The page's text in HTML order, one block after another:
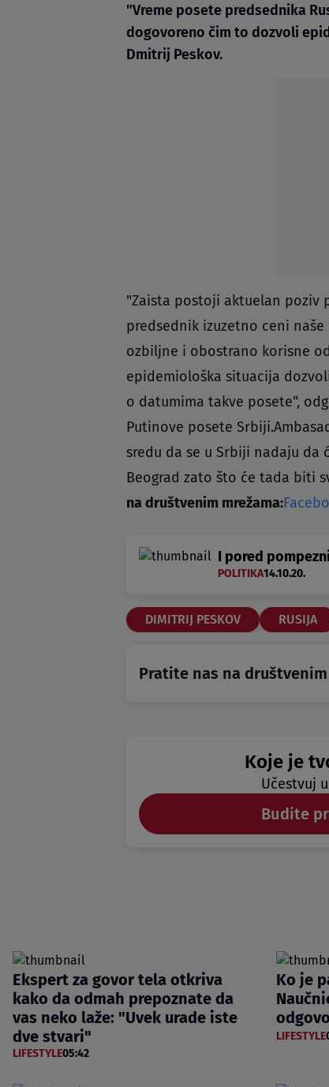
"Vreme posete predsednika
dogovoreno čim to dozvoli
Dmitrij Peskov.
"Zaista postoji aktuelan poziv
predsednik izuzetno ceni
ozbiljne i obostrano korisne
epidemiološka situacija
o datumima takve posete“,
Putinove posete
sredu da se u Srbiji nadaju da
Beograd zato što će tada biti
na društvenim mrežama:
I pored
POLITIKA14.10.20.
DIMITRIJ PESKOV RUSIJA
Pratite nas na društvenim
Koje je
Učestvuj
Budite
Ekspert za govor tela otkriva
kako da odmah prepoznate da
vas neko laže: "Uvek urade iste
dve stvari"
LIFESTYLE05:42
Ko je
LIFESTYLE